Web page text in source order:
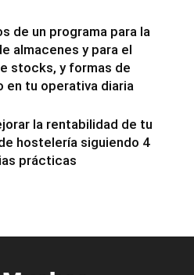
de un programa para la
almacenes y para el
stocks, y formas de
en tu operativa diaria
la rentabilidad de tu
hostelería siguiendo 4
prácticas